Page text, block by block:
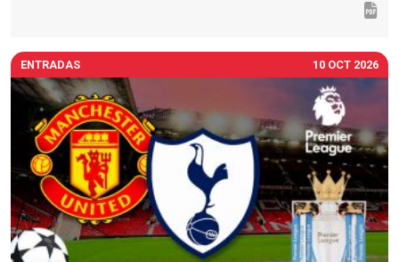
ENTRADAS 10 OCT 2026